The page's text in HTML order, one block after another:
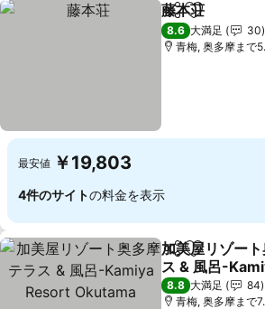
シェアお気に入り
藤本荘
8.6 大満足
30
青梅, 奥多摩まで
最安値 ￥19,803
4件のサイトの料金を表示
シェアお気に入
加美屋リゾー
ス & 風呂-
Okutama
料金を表示
8.8 大満足
84
青梅, 奥多摩まで